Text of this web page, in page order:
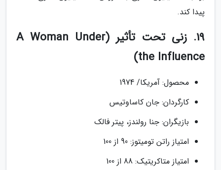
پیدا کند.
19. زنی تحت تأثیر (A Woman Under
the Influence)
محصول: آمریکا/ 1974
کارگردان: جان کاساوتیس
بازیگران: جنا رولندز، پیتر فالک
امتیاز راتن تومیتوز: 90 از 100
امتیاز متاکریتیک: 88 از 100